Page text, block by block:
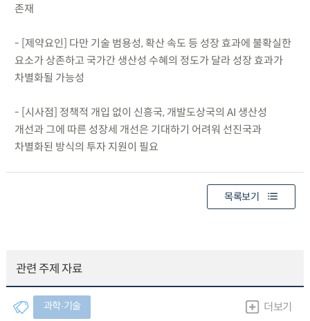
존재
- [제약요인] 다만 기술 범용성, 확산 속도 등 성장 효과에 불확실한
요소가 상존하고 국가간 생산성 수혜의 정도가 달라 성장 효과가
차별화될 가능성
- [시사점] 정책적 개입 없이 신흥국, 개발도상국의 AI 생산성
개선과 그에 따른 성장세 개선은 기대하기 어려워 선진국과
차별화된 방식의 투자 지원이 필요
목록보기
관련 주제 자료
과학∙기술 더보기